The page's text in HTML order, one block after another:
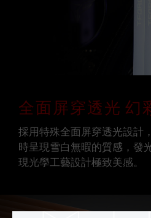
全面屏穿透光 幻
採用特殊全面屏穿透光設計
時呈現雪白無暇的質感，發
現光學工藝設計極致美感。